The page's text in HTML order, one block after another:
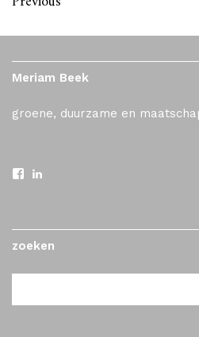
Meriam Beek
groene, duurzame en
zoeken